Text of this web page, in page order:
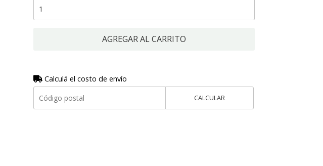
AGREGAR AL CARRITO
Calculá el costo de envío
CALCULAR